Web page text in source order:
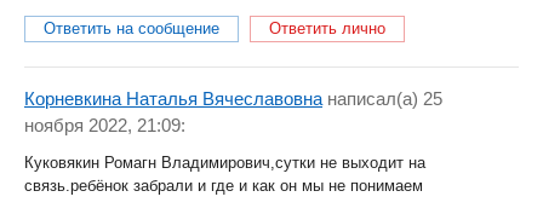
Ответить на сообщение Ответить лично
Корневкина Наталья Вячеславовна написал(a) 25
ноября 2022, 21:09:
Куковякин Ромагн Владимирович,сутки не выходит на
связь.ребёнок забрали и где и как он мы не понимаем